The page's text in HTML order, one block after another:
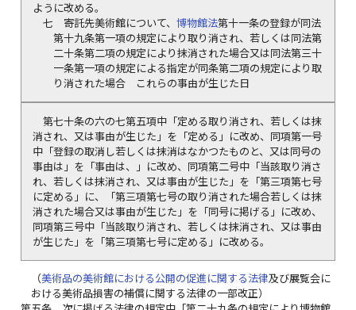
ように改める。
七
寄託先美術館について、博物館法第十一条の登録が同法
第十九条第一項の規定により取り消され、若しくは同法第
二十条第二項の規定により抹消された場合又は同法第三十
一条第一項の規定による指定が同条第二項の規定により取
り消された場合 これらの事由が生じた日
第七十条の六の七第五項中「定める取り消され、若しくは抹
消され、又は事由が生じた」を「定める」に改め、同項第一号
中「登録の取消し若しくは抹消はなかつたものと、又は同号の
事由は」を「事由は、」に改め、同項第二号中「当該取り消さ
れ、若しくは抹消され、又は事由が生じた」を「第三項第七号
に定める」に、「第三項第七号の取り消された場合若しくは抹
消された場合又は事由が生じた」を「同号に掲げる」に改め、
同項第三号中「当該取り消され、若しくは抹消され、又は事由
が生じた」を「第三項第七号に定める」に改める。
（美術品の美術館における公開の促進に関する法律及び展覧会に
おける美術品損害の補償に関する法律の一部改正）